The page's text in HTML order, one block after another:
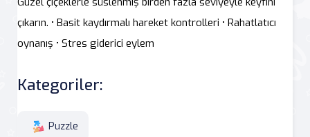
çıkarın. • Basit kaydırmalı hareket kontrolleri • Rahatlatıcı
oynanış • Stres giderici eylem
Kategoriler:
Puzzle